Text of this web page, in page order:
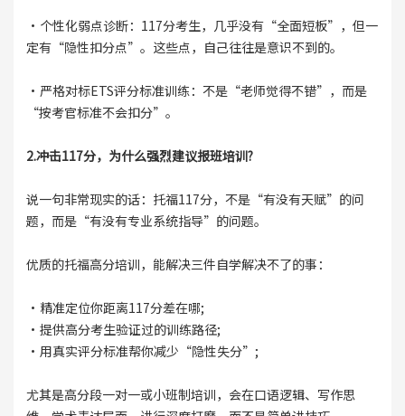
·个性化弱点诊断：117分考生，几乎没有“全面短板”，但一
定有“隐性扣分点”。这些点，自己往往是意识不到的。
·严格对标ETS评分标准训练：不是“老师觉得不错”，而是
“按考官标准不会扣分”。
2.冲击117分，为什么强烈建议报班培训?
说一句非常现实的话：托福117分，不是“有没有天赋”的问
题，而是“有没有专业系统指导”的问题。
优质的托福高分培训，能解决三件自学解决不了的事：
·精准定位你距离117分差在哪;
·提供高分考生验证过的训练路径;
·用真实评分标准帮你减少“隐性失分”;
尤其是高分段一对一或小班制培训，会在口语逻辑、写作思